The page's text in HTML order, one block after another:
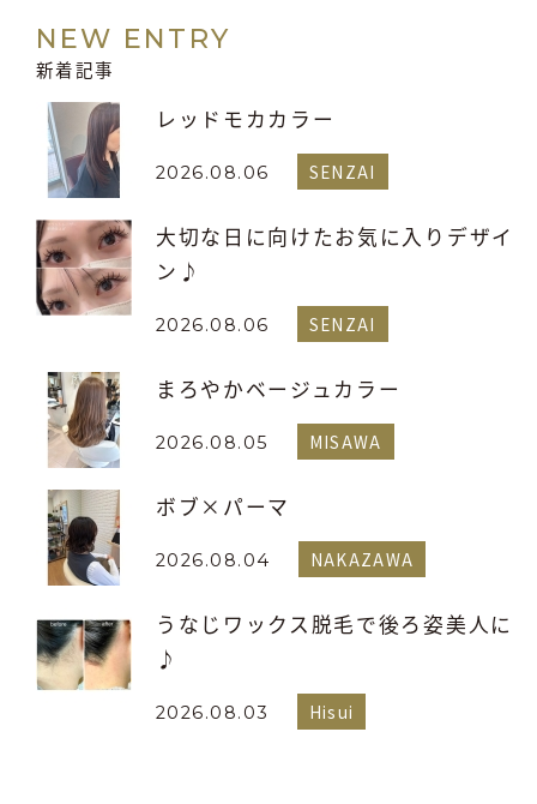
NEW ENTRY
新着記事
レッドモカカラー
2026.08.06 SENZAI
大切な日に向けたお気に入りデザイ
ン♪
2026.08.06 SENZAI
まろやかベージュカラー
2026.08.05 MISAWA
ボブ×パーマ
2026.08.04 NAKAZAWA
うなじワックス脱毛で後ろ姿美人に
♪
2026.08.03 Hisui